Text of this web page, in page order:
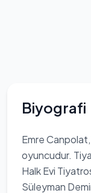
Biyografi
Emre Canpolat,
oyuncudur.
Halk Evi
Süleyman